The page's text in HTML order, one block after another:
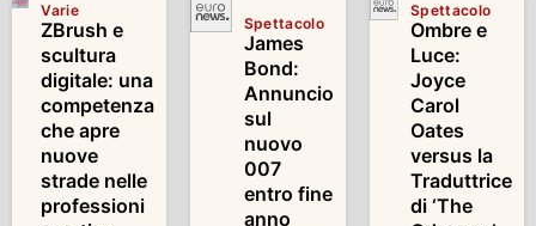
Varie
ZBrush e
scultura
digitale: una
competenza
che apre
nuove
strade nelle
professioni
Spettacolo
James
Bond:
Annuncio
sul
nuovo
007
entro fine
anno
Spettacolo
Ombre e
Luce:
Joyce
Carol
Oates
versus la
Traduttrice
di ‘The